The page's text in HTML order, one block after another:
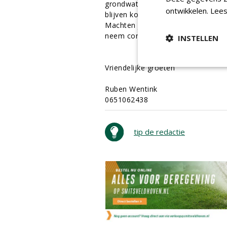
grondwater, waardoor de
blijven komen. Daarom moeten
Machten jullie intresse hebben in
neem contact op.
Vriendelijke groeten
Ruben Wentink
0651062438
tip de redactie
ontwikkelen.
INSTELLEN